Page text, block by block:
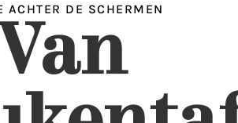
ACHTER DE SCHERMEN
Van